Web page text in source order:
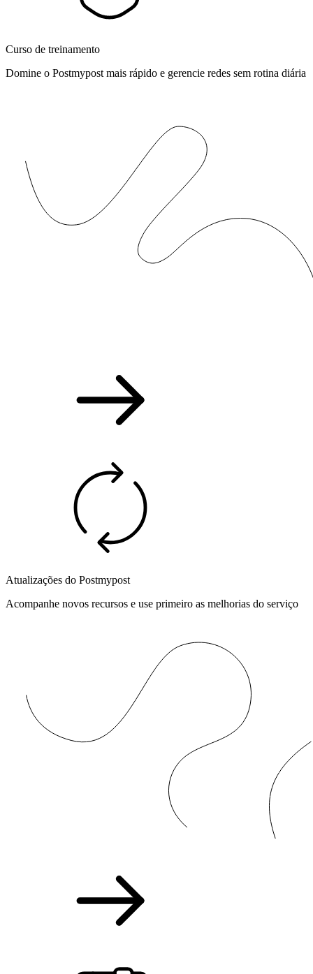
Curso de treinamento
Domine o Postmypost mais rápido e gerencie redes sem rotina diária
Atualizações do Postmypost
Acompanhe novos recursos e use primeiro as melhorias do serviço